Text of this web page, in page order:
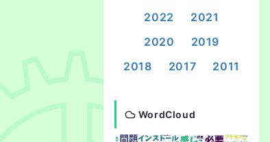
2022
2021
2020
2019
2018
2017 2011
WordCloud